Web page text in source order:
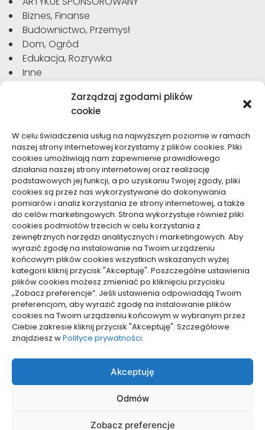
Zarządzaj zgodami plików
cookie
W celu świadczenia usług na najwyższym poziomie w ramach
naszej strony internetowej korzystamy z plików cookies. Pliki
cookies umożliwiają nam zapewnienie prawidłowego
działania naszej strony internetowej oraz realizację
podstawowych jej funkcji, a po uzyskaniu Twojej zgody, pliki
cookies są przez nas wykorzystywane do dokonywania
pomiarów i analiz korzystania ze strony internetowej, a także
do celów marketingowych. Strona wykorzystuje również pliki
cookies podmiotów trzecich w celu korzystania z
zewnętrznych narzędzi analitycznych i marketingowych. Aby
wyrazić zgodę na instalowanie na Twoim urządzeniu
końcowym plików cookies wszystkich wskazanych wyżej
kategorii kliknij przycisk "Akceptuję". Poszczególne ustawienia
plików cookies możesz zmieniać po kliknięciu przycisku
„Zobacz preferencje”. Jeśli ustawienia odpowiadają Twoim
preferencjom, aby wyrazić zgodę na instalowanie plików
cookies na Twoim urządzeniu końcowym w wybranym przez
Ciebie zakresie kliknij przycisk "Akceptuję". Szczegółowe
znajdziesz wPolityce prywatności.
Akceptuję
Odmów
Zobacz preferencje
Biznes, Finanse
Budownictwo, Przemysł
Dom, Ogród
Edukacja, Rozrywka
Inne
Motoryzacja, Transport
Sport, Turystyka
Technologie
Usługi
Zdrowie, Medycyna
Dolącz do nas
Lubisz pisać teksty i chciałbyś się podzielić swoją
wiedzą z innymi? Dołącz do nas już teraz. Podziel się
swoją wiedzą z innymi.
Polityka plików cookies (EU)
Polityka prywatności